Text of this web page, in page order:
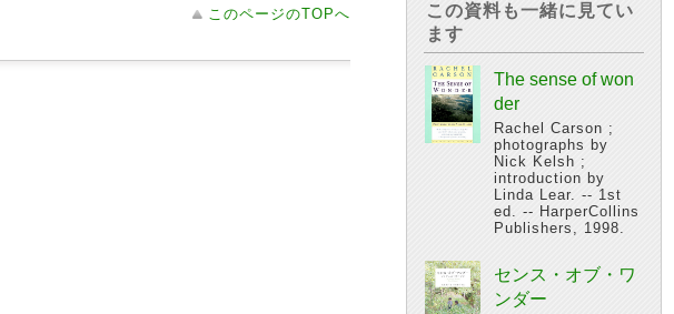
このページのTOPへ
この資料も一緒に見てい
ます
The sense of won
der
Rachel Carson ;
photographs by
Nick Kelsh ;
introduction by
Linda Lear. -- 1st
ed. -- HarperCollins
Publishers, 1998.
センス・オブ・ワ
ンダー